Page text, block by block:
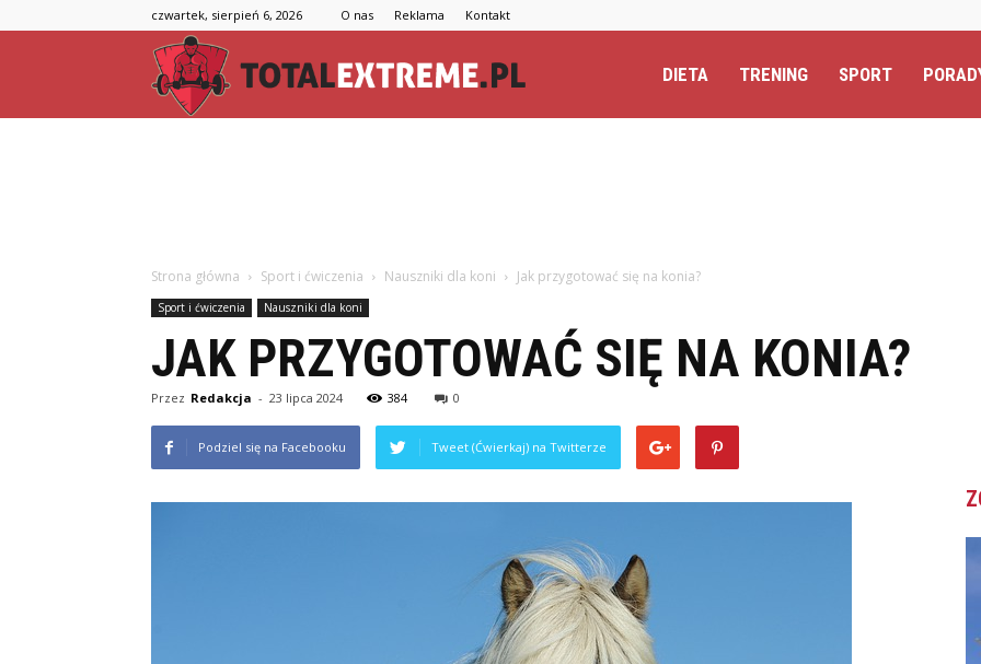
czwartek, sierpień 6, 2026 O nas Reklama Kontakt
DIETA TRENING SPORT
Strona główna Sport i ćwiczenia Nauszniki dla koni Jak przygotować się na konia?
Sport i ćwiczenia Nauszniki dla koni
JAK PRZYGOTOWAĆ SIĘ NA KONIA?
Przez Redakcja - 23 lipca 2024 384 0
Podziel się na Facebooku Tweet (Ćwierkaj) na Twitterze